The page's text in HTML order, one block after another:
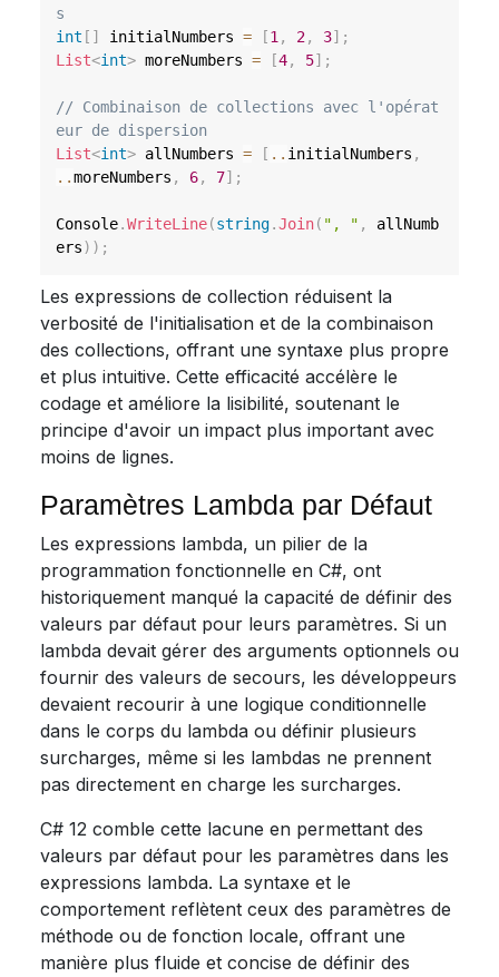
s
int [ ] initialNumbers = [1 , 2, 3] ;
List<int> moreNumbers = [4, 5] ;
// Combinaison de collections avec l'opérat
eur de dispersion
List<int> allNumbers = [ .. initialNumbers ,
..moreNumbers , 6, 7] ;
Console.WriteLine(string.Join( ", " ,
allNumb
ers) ) ;
Les expressions de collection réduisent la
verbosité de l'initialisation et de la combinaison
des collections, offrant une syntaxe plus propre
et plus intuitive. Cette efficacité accélère le
codage et améliore la lisibilité, soutenant le
principe d'avoir un impact plus important avec
moins de lignes.
Paramètres Lambda par Défaut
Les expressions lambda, un pilier de la
programmation fonctionnelle en C#, ont
historiquement manqué la capacité de définir des
valeurs par défaut pour leurs paramètres. Si un
lambda devait gérer des arguments optionnels ou
fournir des valeurs de secours, les développeurs
devaient recourir à une logique conditionnelle
dans le corps du lambda ou définir plusieurs
surcharges, même si les lambdas ne prennent
pas directement en charge les surcharges.
C# 12 comble cette lacune en permettant des
valeurs par défaut pour les paramètres dans les
expressions lambda. La syntaxe et le
comportement reflètent ceux des paramètres de
méthode ou de fonction locale, offrant une
manière plus fluide et concise de définir des